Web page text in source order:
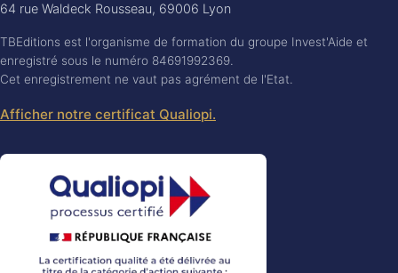
64 rue Waldeck Rousseau, 69006 Lyon
TBEditions est l'organisme de formation du groupe Invest'Aide et
enregistré sous le numéro 84691992369.
Cet enregistrement ne vaut pas agrément de l'Etat.
Afficher notre certificat Qualiopi.